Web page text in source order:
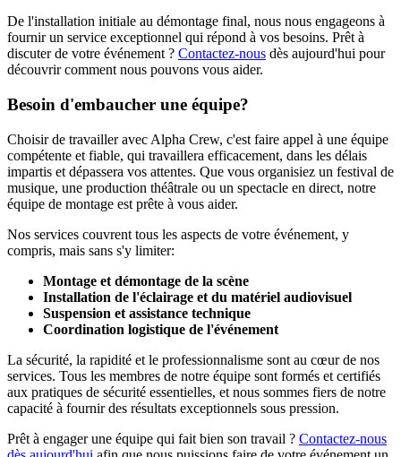
De l'installation initiale au démontage final, nous nous engageons à
fournir un service exceptionnel qui répond à vos besoins. Prêt à
discuter de votre événement ? Contactez-nous dès aujourd'hui pour
découvrir comment nous pouvons vous aider.
Besoin d'embaucher une équipe?
Choisir de travailler avec Alpha Crew, c'est faire appel à une équipe
compétente et fiable, qui travaillera efficacement, dans les délais
impartis et dépassera vos attentes. Que vous organisiez un festival de
musique, une production théâtrale ou un spectacle en direct, notre
équipe de montage est prête à vous aider.
Nos services couvrent tous les aspects de votre événement, y
compris, mais sans s'y limiter:
Montage et démontage de la scène
Installation de l'éclairage et du matériel audiovisuel
Suspension et assistance technique
Coordination logistique de l'événement
La sécurité, la rapidité et le professionnalisme sont au cœur de nos
services. Tous les membres de notre équipe sont formés et certifiés
aux pratiques de sécurité essentielles, et nous sommes fiers de notre
capacité à fournir des résultats exceptionnels sous pression.
Prêt à engager une équipe qui fait bien son travail ? Contactez-nous